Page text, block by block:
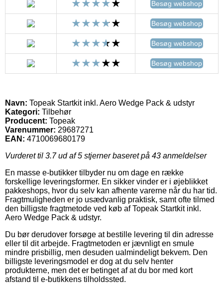
Besøg webshop
Besøg webshop
Besøg webshop
Besøg webshop
Navn: Topeak Startkit inkl. Aero Wedge Pack & udstyr
Kategori: Tilbehør
Producent: Topeak
Varenummer: 29687271
EAN: 4710069680179
Vurderet til 3.7ud af 5 stjerner baseret på 43 anmeldelser
En masse e-butikker tilbyder nu om dage en række
forskellige leveringsformer. En sikker vinder er i øjeblikket
pakkeshops, hvor du selv kan afhente varerne når du har tid.
Fragtmuligheden er jo usædvanlig praktisk, samt ofte tilmed
den billigste fragtmetode ved køb af Topeak Startkit inkl.
Aero Wedge Pack & udstyr.
Du bør derudover forsøge at bestille levering til din adresse
eller til dit arbejde. Fragtmetoden er jævnligt en smule
mindre prisbillig, men desuden ualmindeligt bekvem. Den
billigste leveringsmodel er dog at du selv henter
produkterne, men det er betinget af at du bor med kort
afstand til e-butikkens tilholdssted.